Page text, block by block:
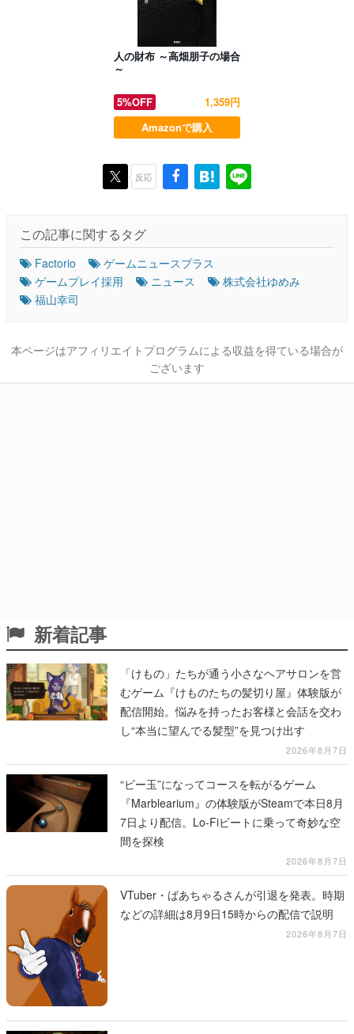
人の財布 ～高畑朋子の場合
～
5%OFF
1,359円
Amazonで購入
反応
この記事に関するタグ
Factorio
ゲームニュースプラス
ゲームプレイ採用
ニュース
株式会社ゆめみ
福山幸司
本ページはアフィリエイトプログラムによる収益を得ている場合が
ございます
新着記事
「けもの」たちが通う小さなヘアサロンを営
むゲーム『けものたちの髪切り屋』体験版が
配信開始。悩みを持ったお客様と会話を交わ
し“本当に望んでる髪型”を見つけ出す
2026年8月7日
“ビー玉”になってコースを転がるゲーム
『Marblearium』の体験版がSteamで本日8月
7日より配信。Lo-Fiビートに乗って奇妙な空
間を探検
2026年8月7日
VTuber・ばあちゃるさんが引退を発表。時期
などの詳細は8月9日15時からの配信で説明
2026年8月7日